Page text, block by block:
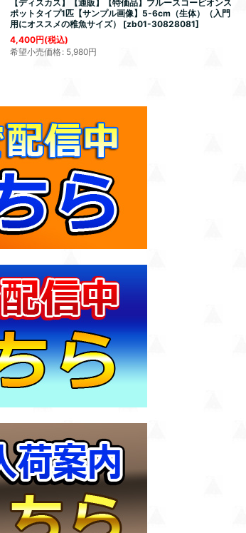
【ディスカス】【通販】【特価品】ブルースコーピオンス
ポットタイプ1匹【サンプル画像】5-6cm（生体）（入門
用にオススメの稚魚サイズ）
[zb01-30828081]
4,400円(税込)
希望小売価格: 5,980円